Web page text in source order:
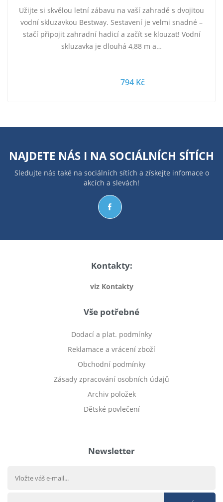
Užijte si skvělou letní zábavu na vaší zahradě s dvojitou
vodní skluzavkou Bestway. Sestavení je velmi snadné –
stačí připojit zahradní hadicí a začít se klouzat! Vodní
skluzavka je dlouhá 4,88 m a…
794 Kč
NAJDETE NÁS I NA SOCIÁLNÍCH SÍTÍCH
Sledujte nás také na sociálních sítích a získejte infomace o
akcích a slevách!
Kontakty:
viz Kontakty
Vše potřebné
Dodací a plat. podmínky
Reklamace a vrácení zboží
Obchodní podmínky
Zásady zpracování osobních údajů
Archiv položek
Dětské povlečení
Newsletter